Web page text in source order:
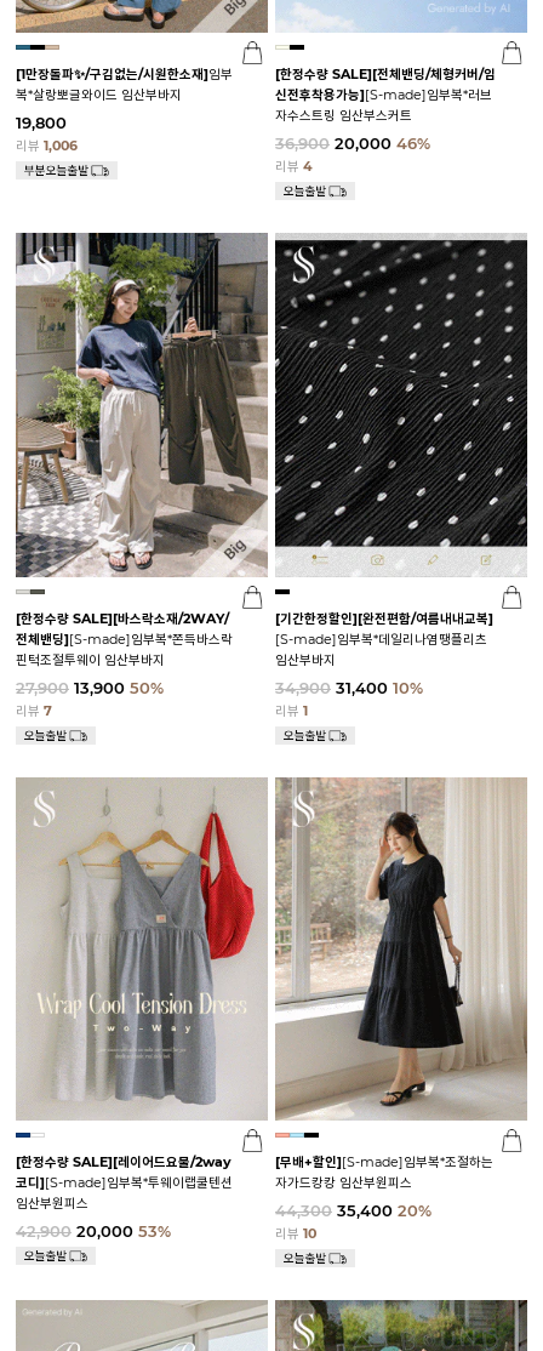
[1만장돌파✨/구김없는/시원한소재]임부
복*살랑뽀글와이드 임산부바지
19,800
리뷰 1,006
[한정수량 SALE][전체밴딩/체형커버/임
신전후착용가능][S-made]임부복*러브
자수스트링 임산부스커트
36,900 20,000 46%
리뷰 4
[한정수량 SALE][바스락소재/2WAY/
전체밴딩][S-made]임부복*쫀득바스락
핀턱조절투웨이 임산부바지
27,900 13,900 50%
리뷰 7
[기간한정할인][완전편함/여름내내교복]
[S-made]임부복*데일리나염땡플리츠
임산부바지
34,900 31,400 10%
리뷰 1
[한정수량 SALE][레이어드요물/2way
코디][S-made]임부복*투웨이랩쿨텐션
임산부원피스
42,900 20,000 53%
[무배+할인][S-made]임부복*조절하는
자가드캉캉 임산부원피스
44,300 35,400 20%
리뷰 10